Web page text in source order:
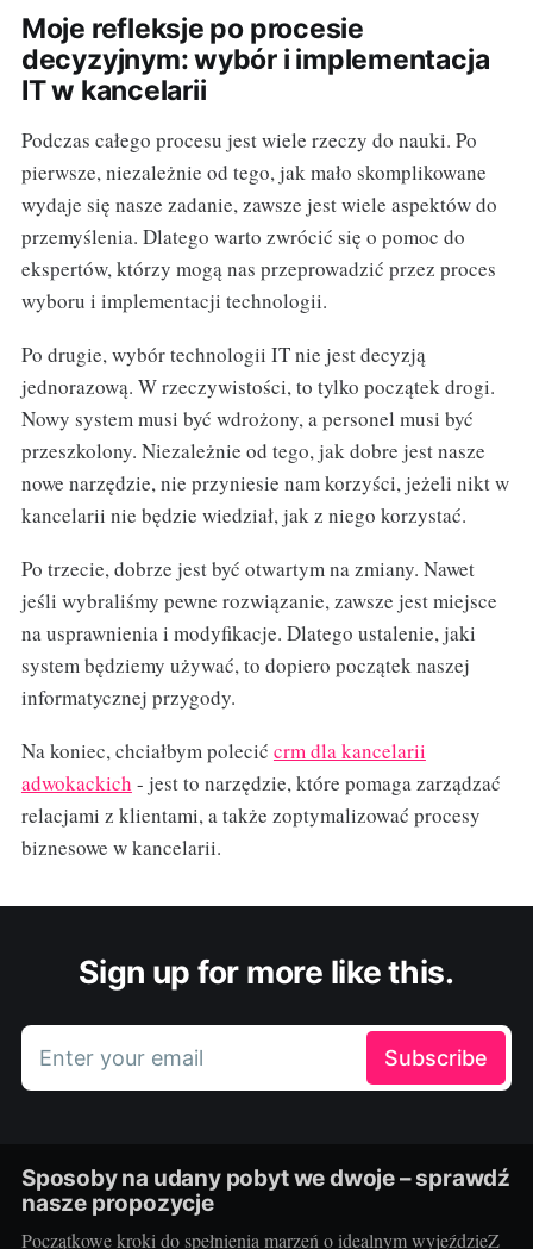
Moje refleksje po procesie
decyzyjnym: wybór i implementacja
IT w kancelarii
Podczas całego procesu jest wiele rzeczy do nauki. Po
pierwsze, niezależnie od tego, jak mało skomplikowane
wydaje się nasze zadanie, zawsze jest wiele aspektów do
przemyślenia. Dlatego warto zwrócić się o pomoc do
ekspertów, którzy mogą nas przeprowadzić przez proces
wyboru i implementacji technologii.
Po drugie, wybór technologii IT nie jest decyzją
jednorazową. W rzeczywistości, to tylko początek drogi.
Nowy system musi być wdrożony, a personel musi być
przeszkolony. Niezależnie od tego, jak dobre jest nasze
nowe narzędzie, nie przyniesie nam korzyści, jeżeli nikt w
kancelarii nie będzie wiedział, jak z niego korzystać.
Po trzecie, dobrze jest być otwartym na zmiany. Nawet
jeśli wybraliśmy pewne rozwiązanie, zawsze jest miejsce
na usprawnienia i modyfikacje. Dlatego ustalenie, jaki
system będziemy używać, to dopiero początek naszej
informatycznej przygody.
Na koniec, chciałbym polecić crm dla kancelarii
adwokackich - jest to narzędzie, które pomaga zarządzać
relacjami z klientami, a także zoptymalizować procesy
biznesowe w kancelarii.
Sign up for more like this.
Enter your email Subscribe
Sposoby na udany pobyt we dwoje – sprawdź
nasze propozycje
Początkowe kroki do spełnienia marzeń o idealnym wyjeździeZ